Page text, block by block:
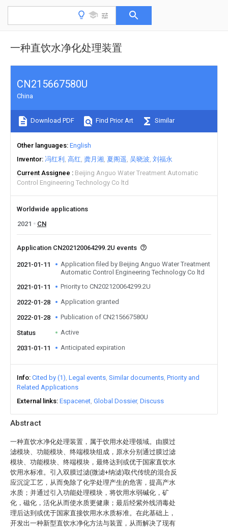
一种直饮水净化处理装置
Abstract
一种直饮水净化处理装置，属于饮用水处理领域。由膜过
滤模块、功能模块、终端模块组成，原水分别通过膜过滤
模块、功能模块、终端模块，最终达到或优于国家直饮水
饮用水标准。引入双膜过滤(微滤+纳滤)取代传统的混合反
应沉淀工艺，从而免除了化学处理产生的危害，提高产水
水质；并通过引入功能处理模块，将饮用水弱碱化，矿
化，磁化，活化从而使水质更健康；最后经紫外线消毒处
理后达到或优于国家直接饮用水水质标准。在此基础上，
开发出一种新型直饮水净化方法与装置，从而解决了现有
CN215667580U
China
Download PDF Find Prior Art Similar
Other languages English
Inventor 冯红利 高红 龚月湘 夏阁遥 吴晓波 刘福永
Current Assignee
Beijing Anguo Water Treatment Automatic
Control Engineering Technology Co ltd
Worldwide applications
2021
CN
Application CN202120064299.2U events
2021-01-11
Application filed by Beijing Anguo Water Treatment
Automatic Control Engineering Technology Co ltd
2021-01-11
Priority to CN202120064299.2U
2022-01-28 Application granted
2022-01-28 Publication of CN215667580U
Status Active
2031-01-11 Anticipated expiration
Info Cited by (1) Legal events Similar documents Priority and
Related Applications
External links Espacenet Global Dossier Discuss